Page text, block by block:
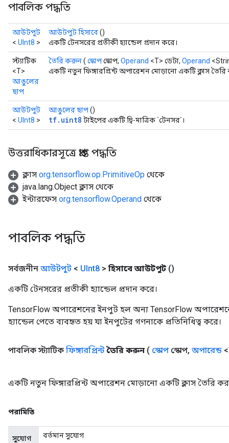
পাবলিক পদ্ধতি
আউটপুট
< UInt8 >
আউটপুট হিসাবে()
একটি টেনসরের প্রতীকী হ্যান্ডেল প্রদান করে।
স্ট্যাটিক
<T>
আঙুলের
ছাপ
তৈরি করুন( স্কোপস্কোপ, Operand <T> ডেটা, Operand
একটি নতুন ফিঙ্গারপ্রিন্ট অপারেশন মোড়ানো একটি ক্লাস তৈরি
আউটপুট
< UInt8 >
আঙুলের ছাপ()
tf.uint8 টাইপের একটি দ্বি-মাত্রিক `টেনসর`।
উত্তরাধিকারসূত্রে প্রাপ্ত পদ্ধতি
ক্লাস org.tensorflow.op.PrimitiveOp থেকে
java.lang.Object ক্লাস থেকে
ইন্টারফেস org.tensorflow.Operand থেকে
পাবলিক পদ্ধতি
সর্বজনীন আউটপুট < UInt8 > হিসাবে আউটপুট ()
একটি টেনসরের প্রতীকী হ্যান্ডেল প্রদান করে।
TensorFlow অপারেশনের ইনপুট হল অন্য TensorFlow
হ্যান্ডেল পেতে ব্যবহৃত হয় যা ইনপুটের গণনাকে প্রতিনিধিত্ব করে।
পাবলিক স্ট্যাটিক ফিঙ্গারপ্রিন্ট তৈরি করুন ( স্কোপস্কোপ, অপারেন্ড
একটি নতুন ফিঙ্গারপ্রিন্ট অপারেশন মোড়ানো একটি ক্লাস তৈরি
পরামিতি
সুযোগ বর্তমান সুযোগ